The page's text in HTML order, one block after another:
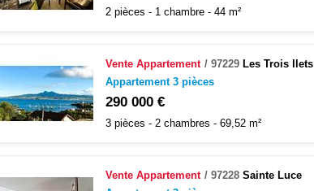
2 pièces - 1 chambre - 44 m²
Vente Appartement 97229 Les Trois Ilets
Appartement 3 pièces
290 000 €
3 pièces - 2 chambres - 69,52 m²
Vente Appartement 97228 Sainte Luce